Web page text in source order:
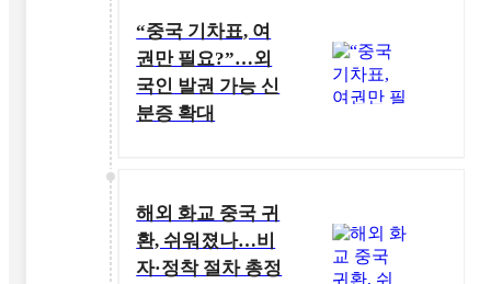
“중국 기차표, 여
권만 필요?”…외
국인 발권 가능 신
분증 확대
해외 화교 중국 귀
환, 쉬워졌나…비
자·정착 절차 총정